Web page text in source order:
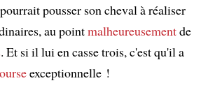
pousser son cheval à réaliser
au pointmalheureusementde
. Et si il lui en casse trois, c'est qu'il a
exceptionnelle !